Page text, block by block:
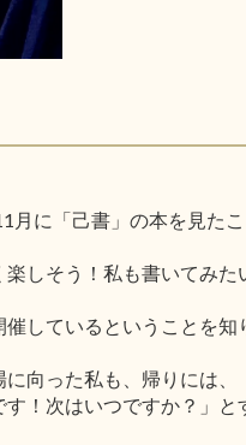
に「己書」の本を見たこ
しそう！私も書いてみた
しているということを知
向った私も、帰りには、
す！次はいつですか？」と